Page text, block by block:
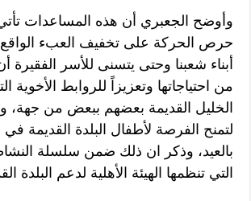
وأوضح الجعبري أن هذه المساعدات
حرص الحركة على تخفيف العبء الواقع
أبناء شعبنا وحتى يتسنى للأسر
من احتياجاتها وتعزيزاً للروابط
الخليل القديمة بعضهم ببعض من
لتمنح الفرصة لأطفال البلدة القديمة
بالعيد، وذكر ان ذلك ضمن سلسلة
التي تنظمها الهيئة الأهلية لدعم البلدة